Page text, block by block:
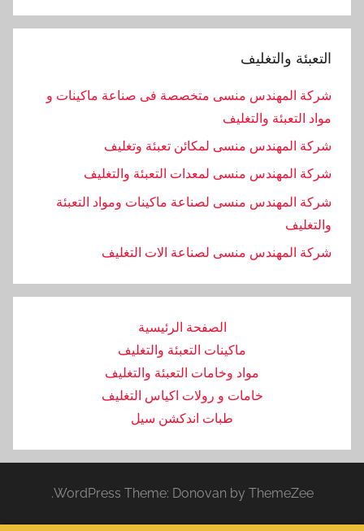
التعبئة والتغليف
شركة المهندس منسى متخصصة فى صناعة ماكينات و
مواد التعبئة والتغليف
شركة المهندس منسى لمكائن تعبئة وتغليف
شركة المهندس منسى لمعدات التعبئة والتغليف
شركة المهندس منسى لصناعة ماكينات ومواد التعبئة
والتغليف
‏شركة المهندس منسى لصناعة الات التغليف
الصفحة الرئيسية
ماكينات التعبئة والتغليف
مواد وخامات التعبئة والتغليف
خامات و رولات اكياس التغليف
طبات اندكشن سيل
WordPress Theme: Donovan by ThemeZee.